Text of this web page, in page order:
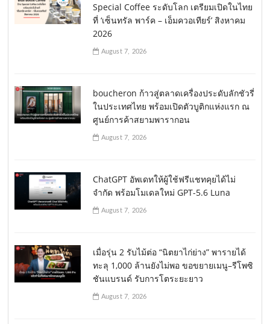
Special Coffee ระดับโลก เตรียมเปิดในไทย
ที่ ‘เซ็นทรัล พาร์ค – เอ็มควอเทียร์’ สิงหาคม
2026
August 7, 2026
boucheron ก้าวสู่ตลาดเครื่องประดับลักชัวรี่
ในประเทศไทย พร้อมเปิดตัวบูติกแห่งแรก ณ
ศูนย์การค้าสยามพารากอน
August 7, 2026
ChatGPT อัพเดทให้ผู้ใช้ฟรีแชทคุยได้ไม่
จำกัด พร้อมโมเดลใหม่ GPT-5.6 Luna
August 7, 2026
เมื่อรุ่น 2 รับไม้ต่อ “นิตยาไก่ย่าง” พารายได้
ทะลุ 1,000 ล้านยังไม่พอ ขอขยายเมนู–รีโพซิ
ชันแบรนด์ รับการโตระยะยาว
August 7, 2026